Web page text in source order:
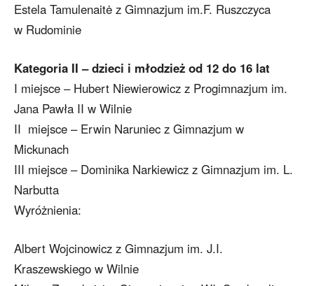
Estela Tamulenaitė z Gimnazjum im.F. Ruszczyca
w Rudominie
Kategoria II – dzieci i młodzież od 12 do 16 lat
I miejsce – Hubert Niewierowicz z Progimnazjum im.
Jana Pawła II w Wilnie
II miejsce – Erwin Naruniec z Gimnazjum w
Mickunach
III miejsce – Dominika Narkiewicz z Gimnazjum im. L.
Narbutta
Wyróżnienia:
Albert Wojcinowicz z Gimnazjum im. J.I.
Kraszewskiego w Wilnie